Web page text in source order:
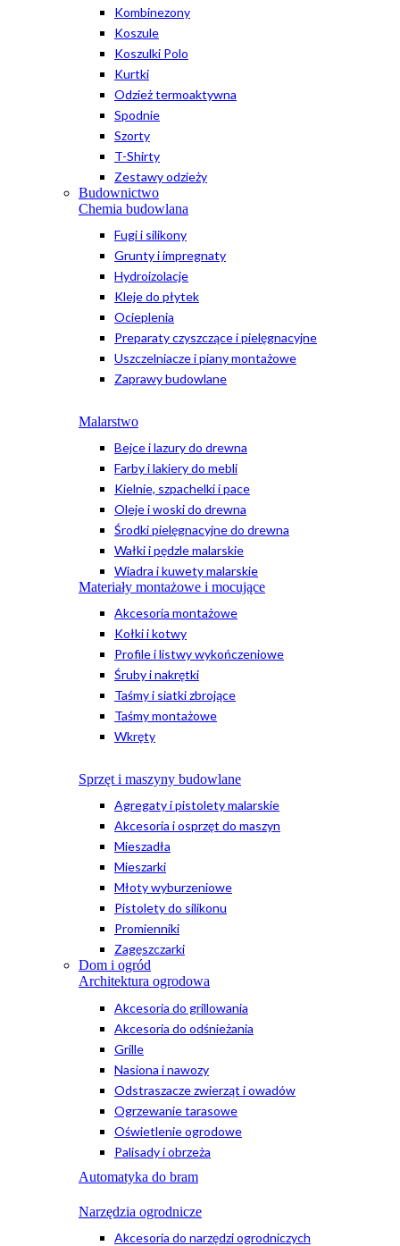
Kombinezony
Koszule
Koszulki Polo
Kurtki
Odzież termoaktywna
Spodnie
Szorty
T-Shirty
Zestawy odzieży
Budownictwo
Chemia budowlana
Fugi i silikony
Grunty i impregnaty
Hydroizolacje
Kleje do płytek
Ocieplenia
Preparaty czyszczące i pielęgnacyjne
Uszczelniacze i piany montażowe
Zaprawy budowlane
Malarstwo
Bejce i lazury do drewna
Farby i lakiery do mebli
Kielnie, szpachelki i pace
Oleje i woski do drewna
Środki pielęgnacyjne do drewna
Wałki i pędzle malarskie
Wiadra i kuwety malarskie
Materiały montażowe i mocujące
Akcesoria montażowe
Kołki i kotwy
Profile i listwy wykończeniowe
Śruby i nakrętki
Taśmy i siatki zbrojące
Taśmy montażowe
Wkręty
Sprzęt i maszyny budowlane
Agregaty i pistolety malarskie
Akcesoria i osprzęt do maszyn
Mieszadła
Mieszarki
Młoty wyburzeniowe
Pistolety do silikonu
Promienniki
Zagęszczarki
Dom i ogród
Architektura ogrodowa
Akcesoria do grillowania
Akcesoria do odśnieżania
Grille
Nasiona i nawozy
Odstraszacze zwierząt i owadów
Ogrzewanie tarasowe
Oświetlenie ogrodowe
Palisady i obrzeża
Automatyka do bram
Narzędzia ogrodnicze
Akcesoria do narzędzi ogrodniczych